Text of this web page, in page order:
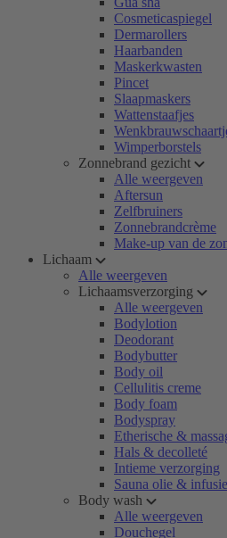
Cosmeticaspiegel
Dermarollers
Haarbanden
Maskerkwasten
Pincet
Slaapmaskers
Wattenstaafjes
Wimperborstels
Zonnebrand gezicht
Alle weergeven
Aftersun
Zelfbruiners
Zonnebrandcrème
Make-up van de
Lichaam
Alle weergeven
Lichaamsverzorging
Alle weergeven
Bodylotion
Deodorant
Bodybutter
Body oil
Cellulitis creme
Body foam
Bodyspray
Etherische &
Hals & decolleté
Intieme verzorging
Sauna olie & infusie
Body wash
Alle weergeven
Douchegel